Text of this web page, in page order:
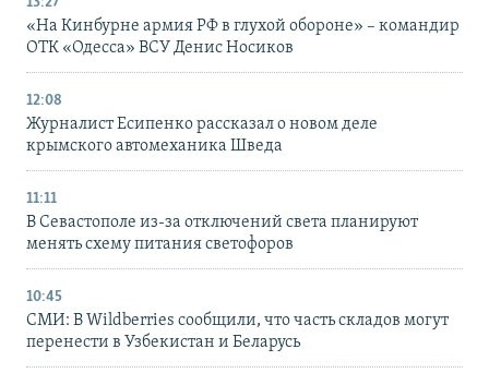
«На Кинбурне армия РФ в глухой обороне» – командир
ОТК «Одесса» ВСУ Денис Носиков
12:08
Журналист Есипенко рассказал о новом деле
крымского автомеханика Шведа
11:11
В Севастополе из-за отключений света планируют
менять схему питания светофоров
10:45
СМИ: В Wildberries сообщили, что часть складов могут
перенести в Узбекистан и Беларусь